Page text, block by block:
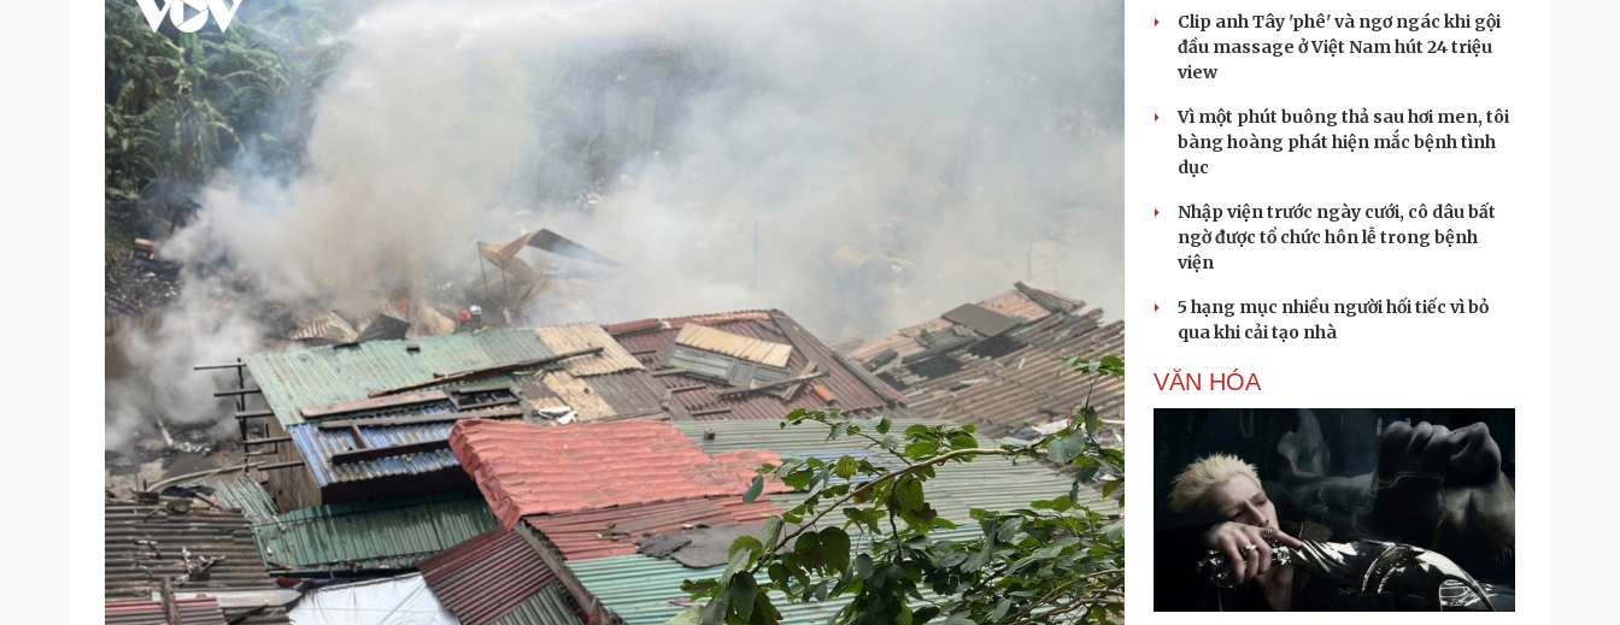
Sản phụ khoa
Nhi khoa
Nam khoa
Làm đẹp - giảm cân
Phòng mạch online
Ăn sạch sống khỏe
Tình yêu - Gia đình
Di sản
Cửa sổ tình yêu
Kể chuyện cho bé
Hạt giống tâm hồn
Cải chính
Clip anh Tây 'phê' và ngơ ngác khi gội
đầu massage ở Việt Nam hút 24 triệu
view
Vì một phút buông thả sau hơi men, tôi
bàng hoàng phát hiện mắc bệnh tình
dục
Nhập viện trước ngày cưới, cô dâu bất
ngờ được tổ chức hôn lễ trong bệnh
viện
5 hạng mục nhiều người hối tiếc vì bỏ
qua khi cải tạo nhà
VĂN HÓA